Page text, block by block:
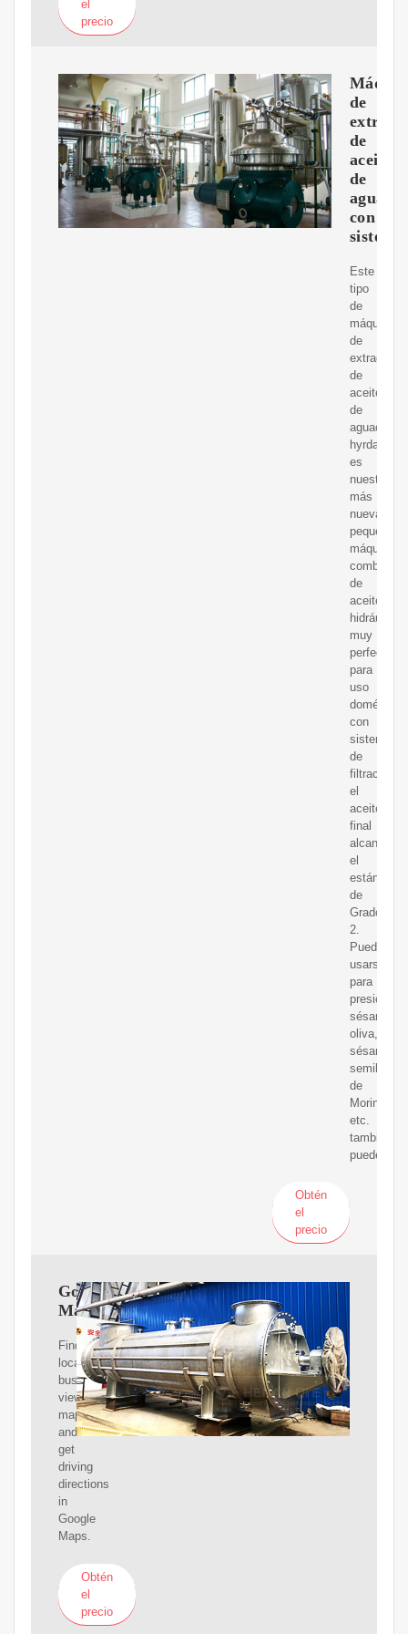
el
precio
de
de
aceite
de
con
sistema
Este
tipo
de
máquina
de
extracción
de
aceite
de
aguacate
hyrdaulci
es
nuestra
más
nueva
pequeña
máquina
combinada
de
aceite
hidráulico,
muy
perfecta
para
uso
doméstico
con
sistema
de
filtración,
el
aceite
final
alcanza
el
estándar
de
Grado
2.
Puede
usarse
para
presionar
sésamo,
oliva,
sésamo,
semilla
de
Moringa,
etc.
también
puede
Obtén
el
precio
Google
Maps
Find
local
businesses,
view
maps
and
get
driving
directions
in
Google
Maps.
Obtén
el
precio